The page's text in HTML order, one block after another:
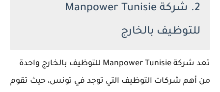
2. شركة Manpower Tunisie
للتوظيف بالخارج
تعد شركة Manpower Tunisie للتوظيف بالخارج واحدة
من أهم شركات التوظيف التي توجد في تونس، حيث تقوم